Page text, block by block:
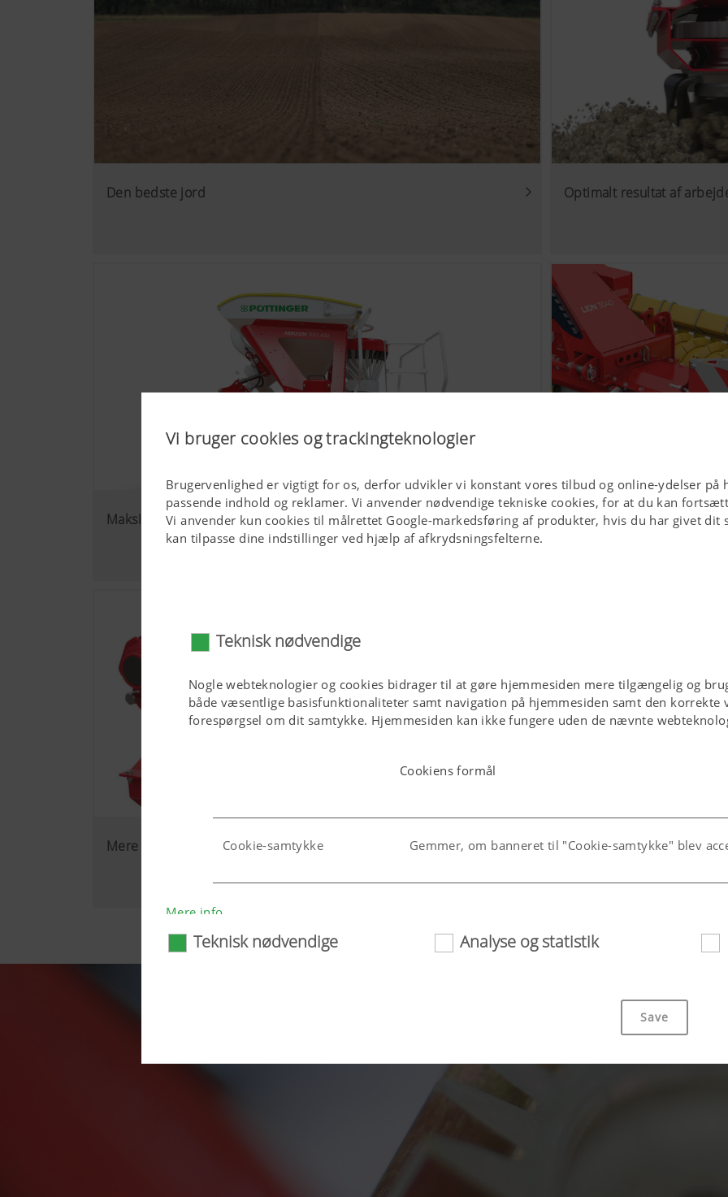
Vi bruger cookies og trackingteknologier
Brugervenlighed er vigtigt for os, derfor udvikler vi konstant vores tilbud og online-ydelser på
passende indhold og reklamer. Vi anvender nødvendige tekniske cookies, for at du kan
Vi anvender kun cookies til målrettet Google-markedsføring af produkter, hvis du har givet dit
kan tilpasse dine indstillinger ved hjælp af afkrydsningsfelterne.
Teknisk nødvendige
Nogle webteknologier og cookies bidrager til at gøre hjemmesiden mere tilgængelig og
både væsentlige basisfunktionaliteter samt navigation på hjemmesiden samt den korrekte
forespørgsel om dit samtykke. Hjemmesiden kan ikke fungere uden de nævnte
Cookiens formål
Cookie-samtykke Gemmer, om banneret til "Cookie-samtykke" blev
Mere info
Teknisk nødvendige Analyse og statistik
Save
Den bedste jord Optimalt resultat af
Maksimal fleksibilitet i arbejdet Større komfort i arbejdet
Mere driftsikker